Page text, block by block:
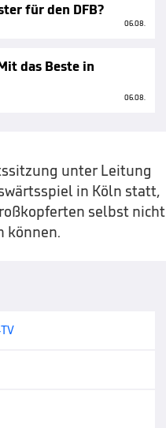
für den DFB?
06.08.
das Beste in
06.08.
unter Leitung
in Köln statt,
selbst nicht
können.